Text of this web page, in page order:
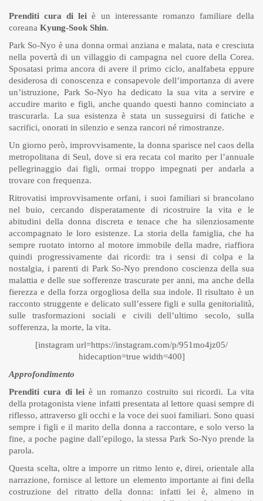
Prenditi cura di leiè un interessante romanzo familiare della
coreana Kyung-Sook Shin.
Park So-Nyo è una donna ormai anziana e malata, nata e cresciuta
nella povertà di un villaggio di campagna nel cuore della Corea.
Sposatasi prima ancora di avere il primo ciclo, analfabeta eppure
desiderosa di conoscenza e consapevole dell’importanza di avere
un’istruzione, Park So-Nyo ha dedicato la sua vita a servire e
accudire marito e figli, anche quando questi hanno cominciato a
trascurarla. La sua esistenza è stata un susseguirsi di fatiche e
sacrifici, onorati in silenzio e senza rancori né rimostranze.
Un giorno però, improvvisamente, la donna sparisce nel caos della
metropolitana di Seul, dove si era recata col marito per l’annuale
pellegrinaggio dai figli, ormai troppo impegnati per andarla a
trovare con frequenza.
Ritrovatisi improvvisamente orfani, i suoi familiari si brancolano
nel buio, cercando disperatamente di ricostruire la vita e le
abitudini della donna discreta e tenace che ha silenziosamente
accompagnato le loro esistenze. La storia della famiglia, che ha
sempre ruotato intorno al motore immobile della madre, riaffiora
quindi progressivamente dai ricordi: tra i sensi di colpa e la
nostalgia, i parenti di Park So-Nyo prendono coscienza della sua
malattia e delle sue sofferenze trascurate per anni, ma anche della
fierezza e della forza orgogliosa della sua indole. Il risultato è un
racconto struggente e delicato sull’essere figli e sulla genitorialità,
sulle trasformazioni sociali e civili dell’ultimo secolo, sulla
sofferenza, la morte, la vita.
[instagram url=https://instagram.com/p/951mo4jz05/
hidecaption=true width=400]
Approfondimento
Prenditi cura di lei è un romanzo costruito sui ricordi. La vita
della protagonista viene infatti presentata al lettore quasi sempre di
riflesso, attraverso gli occhi e la voce dei suoi familiari. Sono quasi
sempre i figli e il marito della donna a raccontare, e solo verso la
fine, a poche pagine dall’epilogo, la stessa Park So-Nyo prende la
parola.
Questa scelta, oltre a imporre un ritmo lento e, direi, orientale alla
narrazione, fornisce al lettore un elemento importante ai fini della
costruzione del ritratto della donna: infatti lei è, almeno in